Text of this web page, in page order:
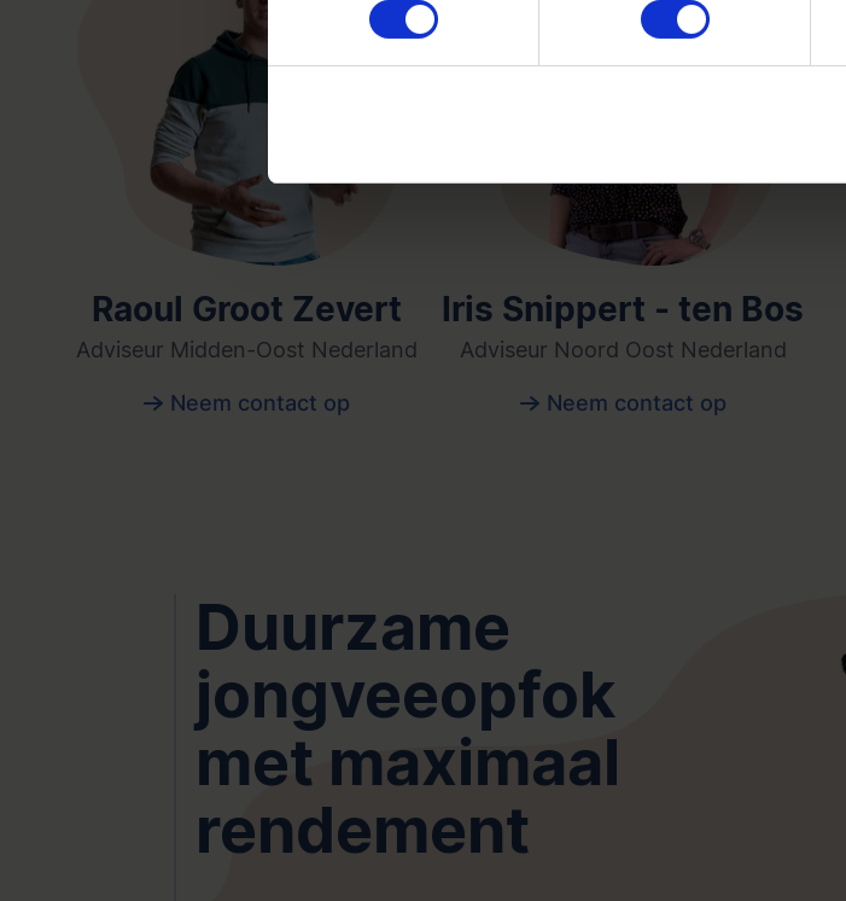
Raoul Groot Zevert
Adviseur Midden-Oost Nederland
Neem contact op
Iris Snippert - ten Bos
Adviseur Noord Oost Nederland
Neem contact op
Duurzame
jongveeopfok
met maximaal
rendement